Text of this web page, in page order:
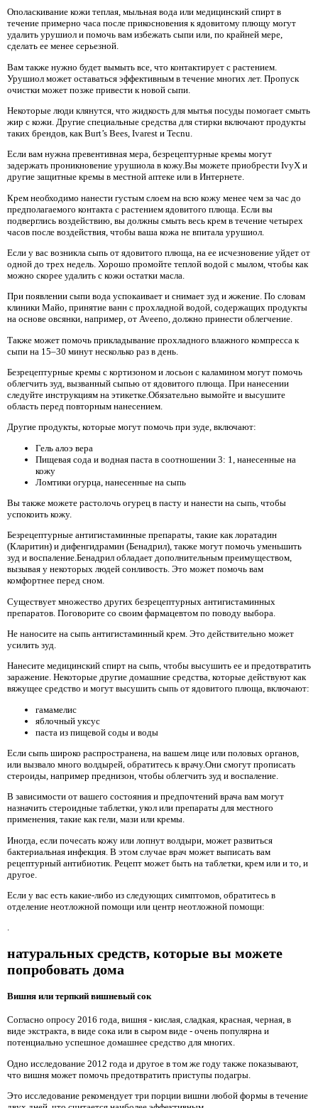
Ополаскивание кожи теплая, мыльная вода или медицинский спирт в
течение примерно часа после прикосновения к ядовитому плющу могут
удалить урушиол и помочь вам избежать сыпи или, по крайней мере,
сделать ее менее серьезной.
Вам также нужно будет вымыть все, что контактирует с растением.
Урушиол может оставаться эффективным в течение многих лет. Пропуск
очистки может позже привести к новой сыпи.
Некоторые люди клянутся, что жидкость для мытья посуды помогает смыть
жир с кожи. Другие специальные средства для стирки включают продукты
таких брендов, как Burt’s Bees, Ivarest и Tecnu.
Если вам нужна превентивная мера, безрецептурные кремы могут
задержать проникновение урушиола в кожу.Вы можете приобрести IvyX и
другие защитные кремы в местной аптеке или в Интернете.
Крем необходимо нанести густым слоем на всю кожу менее чем за час до
предполагаемого контакта с растением ядовитого плюща. Если вы
подверглись воздействию, вы должны смыть весь крем в течение четырех
часов после воздействия, чтобы ваша кожа не впитала урушиол.
Если у вас возникла сыпь от ядовитого плюща, на ее исчезновение уйдет от
одной до трех недель. Хорошо промойте теплой водой с мылом, чтобы как
можно скорее удалить с кожи остатки масла.
При появлении сыпи вода успокаивает и снимает зуд и жжение. По словам
клиники Майо, принятие ванн с прохладной водой, содержащих продукты
на основе овсянки, например, от Aveeno, должно принести облегчение.
Также может помочь прикладывание прохладного влажного компресса к
сыпи на 15–30 минут несколько раз в день.
Безрецептурные кремы с кортизоном и лосьон с каламином могут помочь
облегчить зуд, вызванный сыпью от ядовитого плюща. При нанесении
следуйте инструкциям на этикетке.Обязательно вымойте и высушите
область перед повторным нанесением.
Другие продукты, которые могут помочь при зуде, включают:
Гель алоэ вера
Пищевая сода и водная паста в соотношении 3: 1, нанесенные на
кожу
Ломтики огурца, нанесенные на сыпь
Вы также можете растолочь огурец в пасту и нанести на сыпь, чтобы
успокоить кожу.
Безрецептурные антигистаминные препараты, такие как лоратадин
(Кларитин) и дифенгидрамин (Бенадрил), также могут помочь уменьшить
зуд и воспаление.Бенадрил обладает дополнительным преимуществом,
вызывая у некоторых людей сонливость. Это может помочь вам
комфортнее перед сном.
Существует множество других безрецептурных антигистаминных
препаратов. Поговорите со своим фармацевтом по поводу выбора.
Не наносите на сыпь антигистаминный крем. Это действительно может
усилить зуд.
Нанесите медицинский спирт на сыпь, чтобы высушить ее и предотвратить
заражение. Некоторые другие домашние средства, которые действуют как
вяжущее средство и могут высушить сыпь от ядовитого плюща, включают:
гамамелис
яблочный уксус
паста из пищевой соды и воды
Если сыпь широко распространена, на вашем лице или половых органов,
или вызвало много волдырей, обратитесь к врачу.Они смогут прописать
стероиды, например преднизон, чтобы облегчить зуд и воспаление.
В зависимости от вашего состояния и предпочтений врача вам могут
назначить стероидные таблетки, укол или препараты для местного
применения, такие как гели, мази или кремы.
Иногда, если почесать кожу или лопнут волдыри, может развиться
бактериальная инфекция. В этом случае врач может выписать вам
рецептурный антибиотик. Рецепт может быть на таблетки, крем или и то, и
другое.
Если у вас есть какие-либо из следующих симптомов, обратитесь в
отделение неотложной помощи или центр неотложной помощи:
.
натуральных средств, которые вы можете
попробовать дома
Вишня или терпкий вишневый сок
Согласно опросу 2016 года, вишня - кислая, сладкая, красная, черная, в
виде экстракта, в виде сока или в сыром виде - очень популярна и
потенциально успешное домашнее средство для многих.
Одно исследование 2012 года и другое в том же году также показывают,
что вишня может помочь предотвратить приступы подагры.
Это исследование рекомендует три порции вишни любой формы в течение